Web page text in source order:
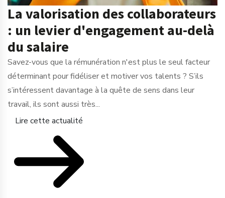
La valorisation des collaborateurs
: un levier d'engagement au-delà
du salaire
Savez-vous que la rémunération n'est plus le seul facteur
déterminant pour fidéliser et motiver vos talents ? S’ils
s’intéressent davantage à la quête de sens dans leur
travail, ils sont aussi très...
Lire cette actualité